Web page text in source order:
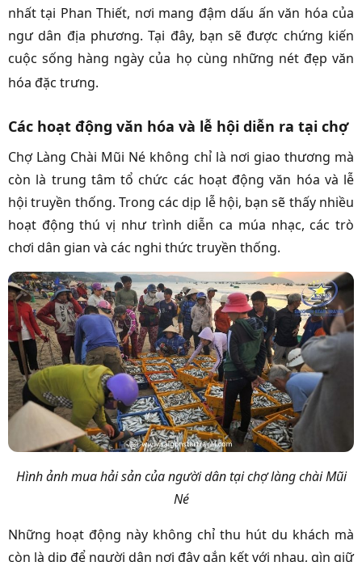
nhất tại Phan Thiết, nơi mang đậm dấu ấn văn hóa của
ngư dân địa phương. Tại đây, bạn sẽ được chứng kiến
cuộc sống hàng ngày của họ cùng những nét đẹp văn
hóa đặc trưng.
Các hoạt động văn hóa và lễ hội diễn ra tại chợ
Chợ Làng Chài Mũi Né không chỉ là nơi giao thương mà
còn là trung tâm tổ chức các hoạt động văn hóa và lễ
hội truyền thống. Trong các dịp lễ hội, bạn sẽ thấy nhiều
hoạt động thú vị như trình diễn ca múa nhạc, các trò
chơi dân gian và các nghi thức truyền thống.
Hình ảnh mua hải sản của người dân tại chợ làng chài Mũi
Né
Những hoạt động này không chỉ thu hút du khách mà
còn là dịp để người dân nơi đây gắn kết với nhau, gìn giữ